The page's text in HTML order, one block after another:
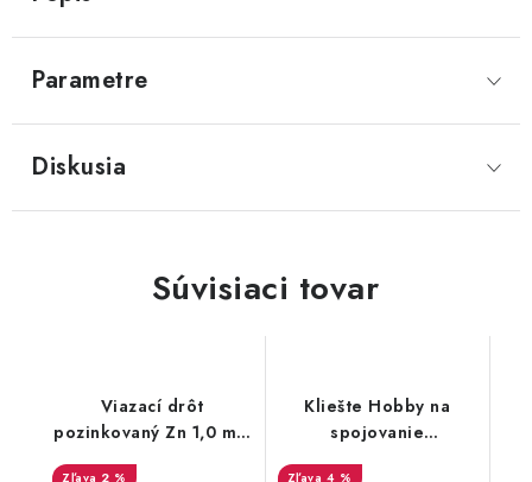
Parametre
Diskusia
Súvisiaci tovar
Viazací drôt
pozinkovaný Zn 1,0 mm
v drôtenom obale,
2 %
Kliešte Hobby na
spojovanie
zvarovaných sietí
4 %